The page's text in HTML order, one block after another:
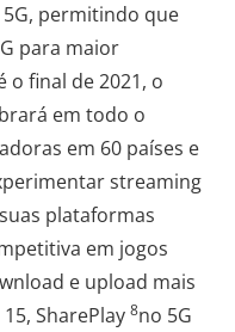
permitindo que
para maior
o final de 2021, o
em todo o
em 60 países e
streaming
plataformas
em jogos
e upload mais
SharePlay 8no 5G